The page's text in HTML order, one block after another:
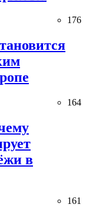
176
164
в
161